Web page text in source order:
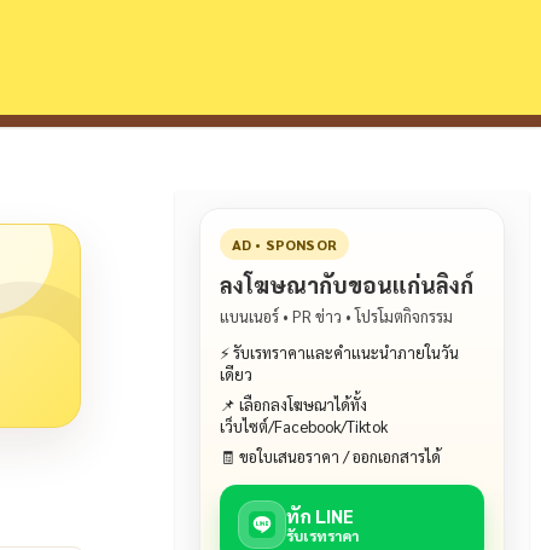
AD • SPONSOR
ลงโฆษณากับขอนแก่นลิงก์
แบนเนอร์ • PR ข่าว • โปรโมตกิจกรรม
⚡ รับเรทราคาและคำแนะนำภายในวัน
เดียว
📌 เลือกลงโฆษณาได้ทั้ง
เว็บไซต์/Facebook/Tiktok
🧾 ขอใบเสนอราคา / ออกเอกสารได้
ทัก LINE
รับเรทราคา